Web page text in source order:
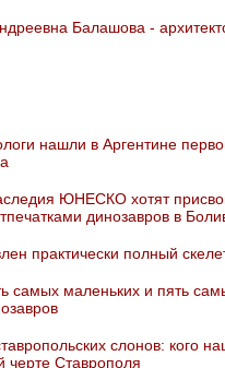
Балашова -
нашли в Аргентине
ЮНЕСКО хотят
динозавров в
практически полный
самых маленьких и пять
слонов: кого
черте Ставрополя